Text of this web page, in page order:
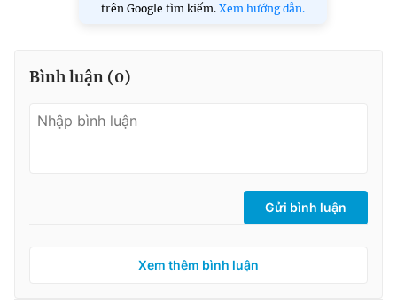
trên Google tìm kiếm. Xem hướng dẫn.
Bình luận (0)
Gửi bình luận
Xem thêm bình luận